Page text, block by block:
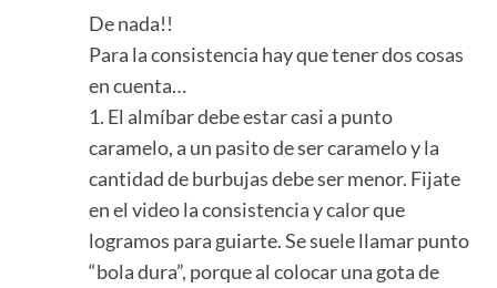
De nada!!
Para la consistencia hay que tener dos cosas
en cuenta…
1. El almíbar debe estar casi a punto
caramelo, a un pasito de ser caramelo y la
cantidad de burbujas debe ser menor. Fijate
en el video la consistencia y calor que
logramos para guiarte. Se suele llamar punto
“bola dura”, porque al colocar una gota de